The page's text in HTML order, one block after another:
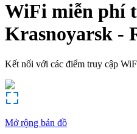
WiFi miễn phí
Krasnoyarsk -
Kết nối với các điểm truy cập
Mở rộng bản đồ